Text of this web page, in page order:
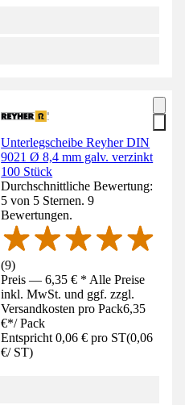
Unterlegscheibe Reyher DIN
9021 Ø 8,4 mm galv. verzinkt
100 Stück
Durchschnittliche Bewertung:
5 von 5 Sternen. 9
Bewertungen.
(9)
Preis — 6,35 € * Alle Preise
inkl. MwSt. und ggf. zzgl.
Versandkosten pro Pack6,35
€*/ Pack
Entspricht 0,06 € pro ST(0,06
€/ ST)